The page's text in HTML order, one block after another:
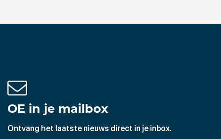
OE in je mailbox
Ontvang het laatste nieuws direct in je inbox.